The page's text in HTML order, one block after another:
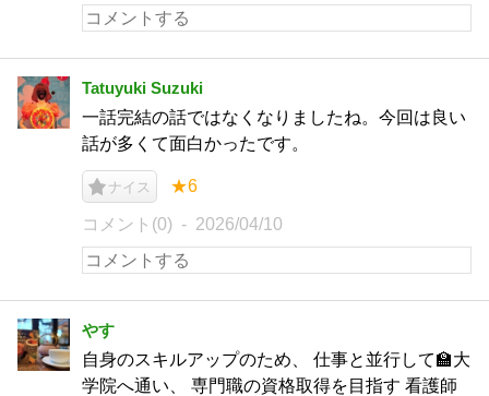
Tatuyuki Suzuki
一話完結の話ではなくなりましたね。今回は良い
話が多くて面白かったです。
ナイス ★6
コメント(0) 2026/04/10
やす
自身のスキルアップのため、 仕事と並行して🏫大
学院へ通い、 専門職の資格取得を目指す 看護師